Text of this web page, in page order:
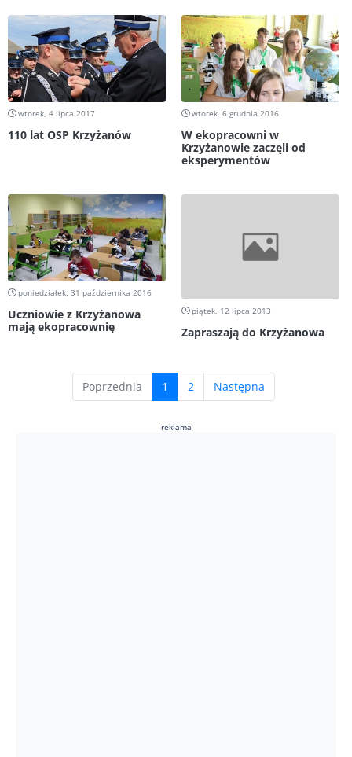
wtorek, 4 lipca 2017
110 lat OSP Krzyżanów
wtorek, 6 grudnia 2016
W ekopracowni w
Krzyżanowie zaczęli od
eksperymentów
poniedziałek, 31 października 2016
Uczniowie z Krzyżanowa
mają ekopracownię
piątek, 12 lipca 2013
Zapraszają do Krzyżanowa
Poprzednia 1 (current)
2 Następna
reklama